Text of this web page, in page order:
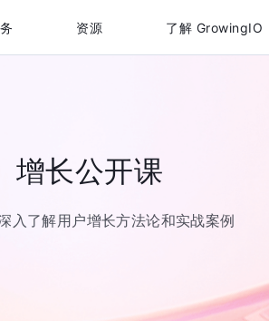
资源 了解 GrowingIO
增长公开课
入了解用户增长方法论和实战案例